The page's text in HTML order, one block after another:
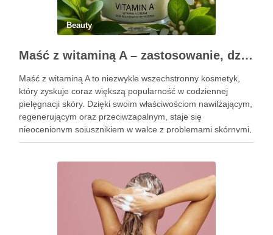
Beauty
Maść z witaminą A – zastosowanie, działanie i bezpieczeństwo stosowania
Maść z witaminą A to niezwykle wszechstronny kosmetyk,
który zyskuje coraz większą popularność w codziennej
pielęgnacji skóry. Dzięki swoim właściwościom nawilżającym,
regenerującym oraz przeciwzapalnym, staje się
nieocenionym sojusznikiem w walce z problemami skórnymi,
takimi jak zmarszczki, trądzik czy podrażnienia. Jej działanie